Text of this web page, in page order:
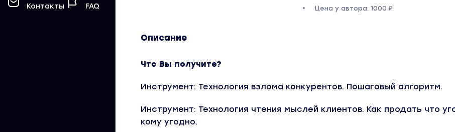
Контакты FAQ
Цена у автора: 1000 ₽
Описание
Что Вы получите?
Инструмент: Технология взлома конкурентов. Пошаговый алгоритм.
Инструмент: Технология чтения мыслей клиентов. Как продать что
кому угодно.